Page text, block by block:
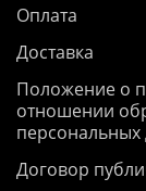
Оплата
Доставка
Положение о
отношении
Договор